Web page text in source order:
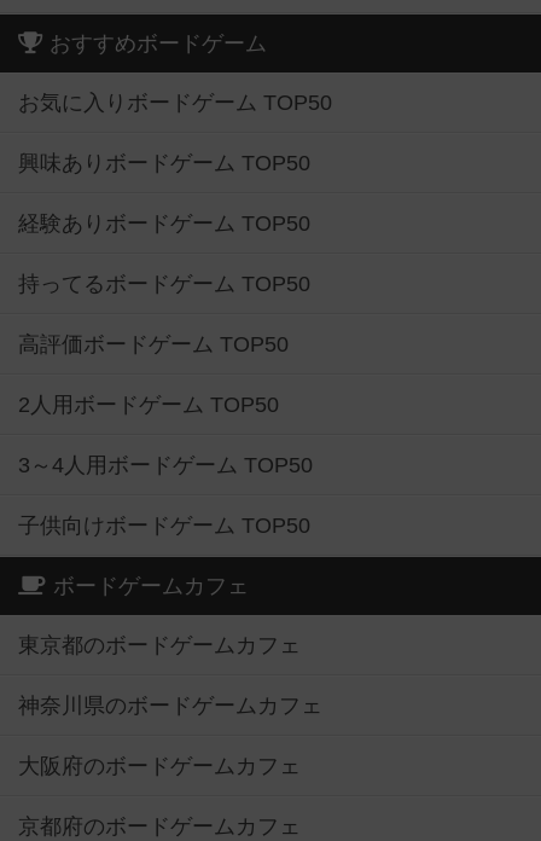
おすすめボードゲーム
お気に入りボードゲーム TOP50
興味ありボードゲーム TOP50
経験ありボードゲーム TOP50
持ってるボードゲーム TOP50
高評価ボードゲーム TOP50
2人用ボードゲーム TOP50
3～4人用ボードゲーム TOP50
子供向けボードゲーム TOP50
ボードゲームカフェ
東京都のボードゲームカフェ
神奈川県のボードゲームカフェ
大阪府のボードゲームカフェ
京都府のボードゲームカフェ